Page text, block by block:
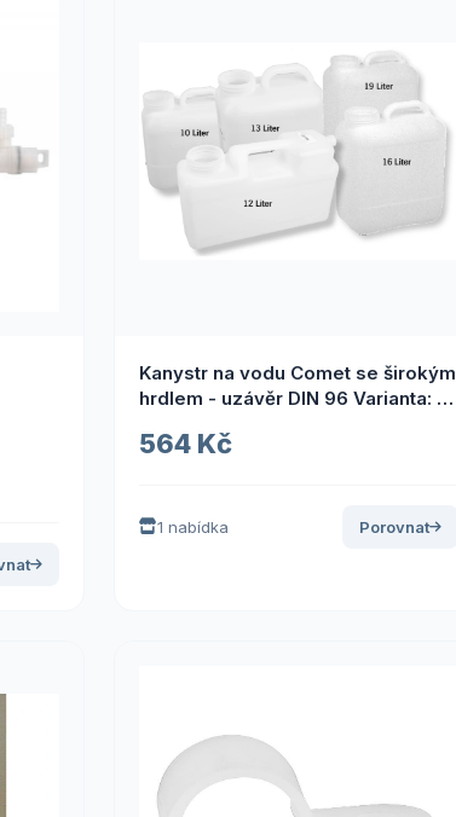
Kanystr na vodu Comet se širokým
hrdlem - uzávěr DIN 96 Varianta: 19
564 Kč
1 nabídka Porovnat